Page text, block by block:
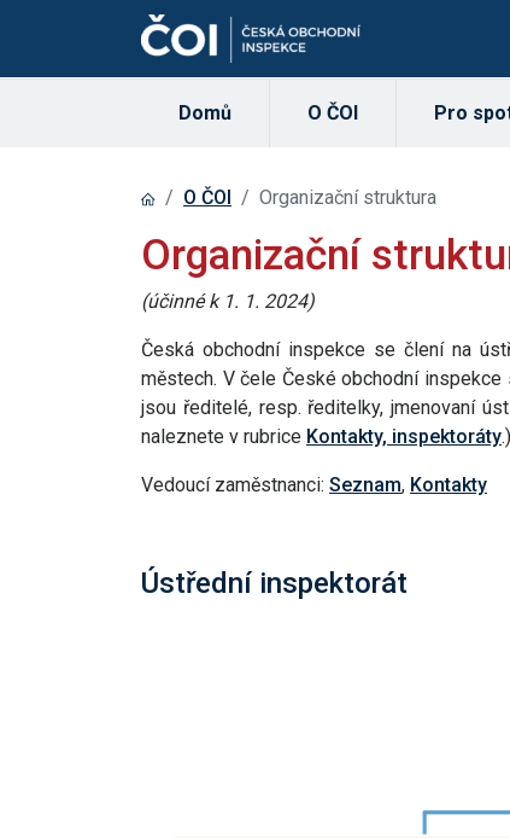
Domů O ČOI Pro
O ČOI Organizační struktura
Organizační
(účinné k 1. 1. 2024)
Česká obchodní inspekce se člení na
městech. V čele České obchodní
jsou ředitelé, resp. ředitelky, jmenovaní
naleznete v rubrice Kontakty, inspektoráty.)
Vedoucí zaměstnanci: Seznam, Kontakty
Ústřední inspektorát